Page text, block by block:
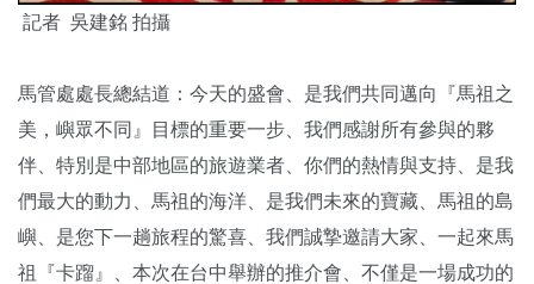
記者 吳建銘 拍攝
馬管處處長總結道：今天的盛會、是我們共同邁向『馬祖之
美，嶼眾不同』目標的重要一步、我們感謝所有參與的夥
伴、特別是中部地區的旅遊業者、你們的熱情與支持、是我
們最大的動力、馬祖的海洋、是我們未來的寶藏、馬祖的島
嶼、是您下一趟旅程的驚喜、我們誠摯邀請大家、一起來馬
祖『卡蹓』、本次在台中舉辦的推介會、不僅是一場成功的